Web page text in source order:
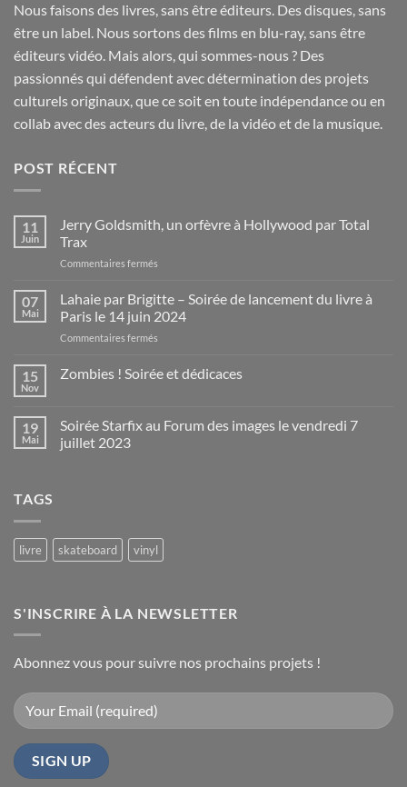
Nous faisons des livres, sans être éditeurs. Des disques, sans
être un label. Nous sortons des films en blu-ray, sans être
éditeurs vidéo. Mais alors, qui sommes-nous ? Des
passionnés qui défendent avec détermination des projets
culturels originaux, que ce soit en toute indépendance ou en
collab avec des acteurs du livre, de la vidéo et de la musique.
POST RÉCENT
11
Juin
Jerry Goldsmith, un orfèvre à Hollywood par Total
Trax
Commentaires fermés
Goldsmith,
un
orfèvre
par
07
Mai
Lahaie par Brigitte – Soirée de lancement du livre à
Paris le 14 juin 2024
Commentaires fermés
Brigitte
de
14
15
Nov
Zombies ! Soirée et dédicaces
Zombies
!
Soirée
19
Mai
Soirée Starfix au Forum des images le vendredi 7
juillet 2023
des
images
2023
TAGS
livre skateboard vinyl
S'INSCRIRE À LA NEWSLETTER
Abonnez vous pour suivre nos prochains projets !